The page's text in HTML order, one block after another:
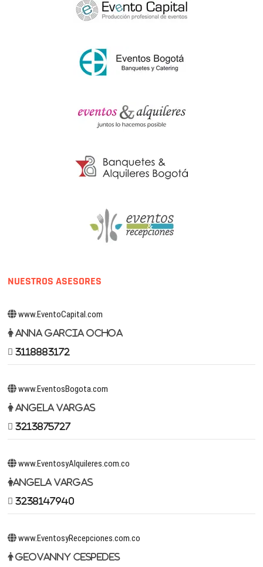
NUESTROS ASESORES
www.EventoCapital.com
Anna Garcia Ochoa
3118883172
www.EventosBogota.com
Angela Vargas
3213875727
www.EventosyAlquileres.com.co
Angela Vargas
3238147940
www.EventosyRecepciones.com.co
Geovanny Cespedes